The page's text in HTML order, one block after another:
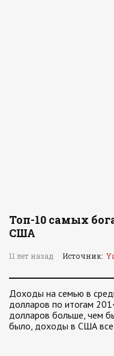
Топ-10 самых
США
11 лет назад Источник:
Доходы на семью в
долларов по итогам
долларов больше, чем
было, доходы в США